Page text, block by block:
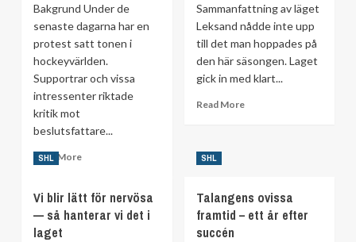
Bakgrund Under de
senaste dagarna har en
protest satt tonen i
hockeyvärlden.
Supportrar och vissa
intressenter riktade
kritik mot
beslutsfattare...
Read MoreRead
Svaret
på
Sammanfattning av läget
Leksand nådde inte upp
till det man hoppades på
den här säsongen. Laget
gick in med klart...
Read MoreRead
noga”
SHL
Vi blir lätt för nervösa
— så hanterar vi det i
laget
SHL
Talangens ovissa
framtid – ett år efter
succén